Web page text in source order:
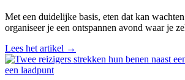
Met een duidelijke basis, eten dat kan
organiseer je een ontspannen avond waar je
Lees het artikel →